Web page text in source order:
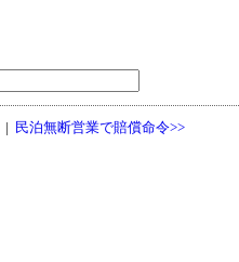
民泊無断営業で賠償命令>>